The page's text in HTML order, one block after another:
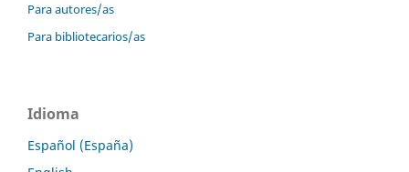
Para autores/as
Para bibliotecarios/as
Idioma
Español (España)